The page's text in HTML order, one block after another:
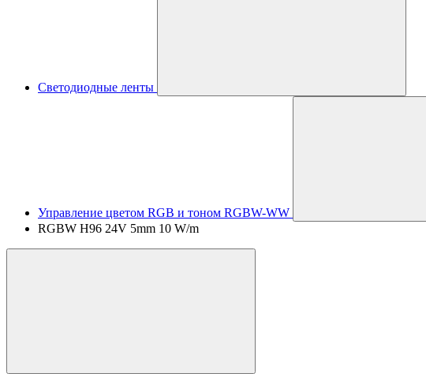
Светодиодные ленты
Управление цветом RGB и тоном RGBW-WW
RGBW H96 24V 5mm 10 W/m